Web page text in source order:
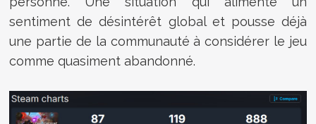
sentiment de désintérêt global et pousse déjà
une partie de la communauté à considérer le jeu
comme quasiment abandonné.